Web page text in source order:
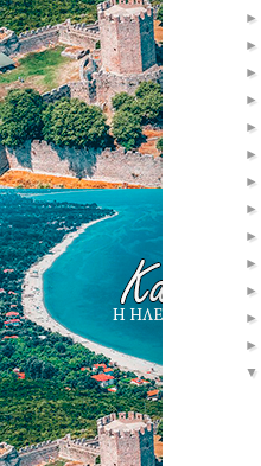
►
►
►
►
►
►
►
►
►
►
►
►
►
▼